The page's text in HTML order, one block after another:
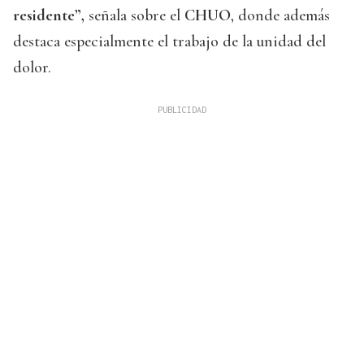
residente”, señala sobre el CHUO, donde además
destaca especialmente el trabajo de la unidad del
dolor.